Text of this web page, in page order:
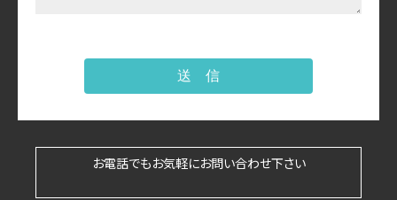
送 信
お電話でもお気軽にお問い合わせ下さい